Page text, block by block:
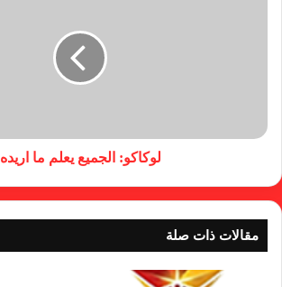
لوكاكو: الجميع يعلم ما اريده
مقالات ذات صلة